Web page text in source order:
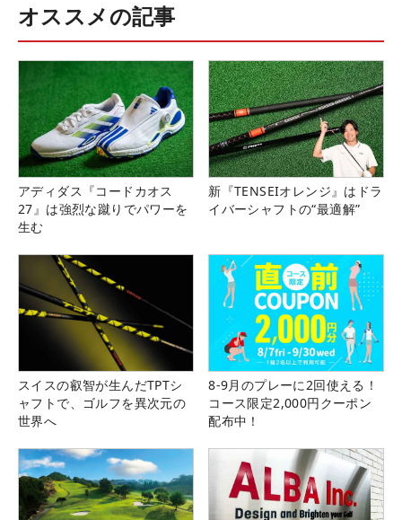
オススメの記事
アディダス『コードカオス
27』は強烈な蹴りでパワーを
生む
新『TENSEIオレンジ』はドラ
イバーシャフトの“最適解”
スイスの叡智が生んだTPTシ
ャフトで、ゴルフを異次元の
世界へ
8-9月のプレーに2回使える！
コース限定2,000円クーポン
配布中！